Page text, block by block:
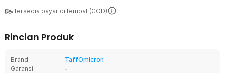
Tersedia bayar di tempat (COD)
Rincian Produk
Brand
TaffOmicron
Garansi
-